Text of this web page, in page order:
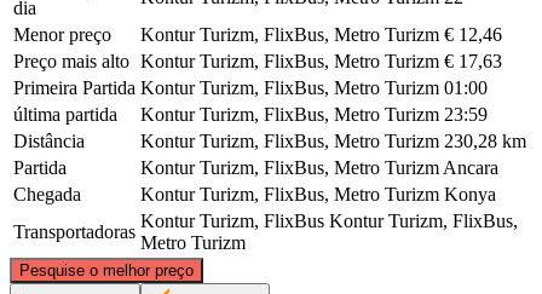
dia
Menor preço
Kontur Turizm, FlixBus, Metro Turizm € 12,46
Preço mais alto Kontur Turizm, FlixBus, Metro Turizm € 17,63
Primeira Partida Kontur Turizm, FlixBus, Metro Turizm 01:00
última partida
Kontur Turizm, FlixBus, Metro Turizm 23:59
Distância
Kontur Turizm, FlixBus, Metro Turizm 230,28 km
Partida
Kontur Turizm, FlixBus, Metro Turizm Ancara
Chegada
Kontur Turizm, FlixBus, Metro Turizm Konya
Transportadoras
Kontur Turizm, FlixBus Kontur Turizm, FlixBus,
Metro Turizm
Pesquise o melhor preço